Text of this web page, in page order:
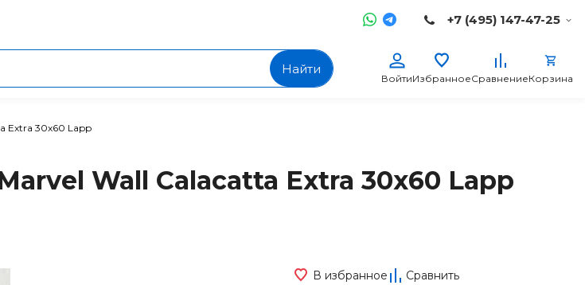
+7 (495) 147-47-25
Найти
ВойтиИзбранноеСравнениеКорзина
Extra 30x60 Lapp
Wall Calacatta Extra 30x60 Lapp
В избранное Сравнить